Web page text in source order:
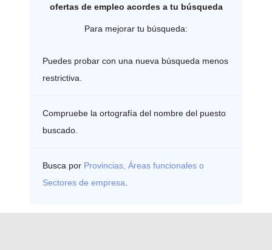
ofertas de empleo acordes a tu búsqueda
Para mejorar tu búsqueda:
Puedes probar con una nueva búsqueda menos
restrictiva.
Compruebe la ortografía del nombre del puesto
buscado.
Busca por Provincias, Áreas funcionales o
Sectores de empresa